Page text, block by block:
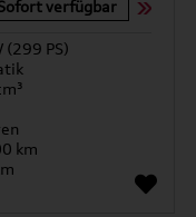
verfügbar
(299 PS)
km